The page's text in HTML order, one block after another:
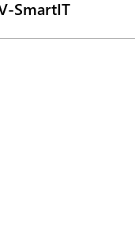
SmartIT